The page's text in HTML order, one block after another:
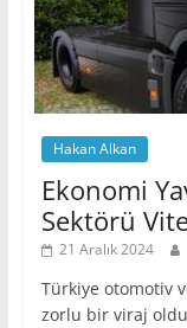
Hakan Alkan
Ekonomi
Sektörü
21 Aralık 2024
Türkiye otomotiv
zorlu bir viraj